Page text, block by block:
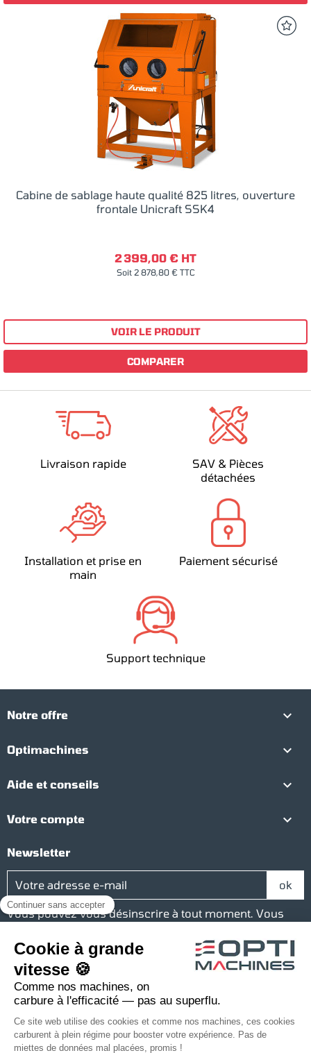
Cabine de sablage haute qualité 825 litres, ouverture
frontale Unicraft SSK4
2 399,00 € HT
Soit 2 878,80 € TTC
VOIR LE PRODUIT
COMPARER
Livraison rapide
SAV & Pièces
détachées
Installation et prise en
main
Paiement sécurisé
Support technique
Notre offre 
Optimachines 
Aide et conseils 
Votre compte 
Newsletter
Vous pouvez vous désinscrire à tout moment. Vous
les conditions d'utilisation du site.
Réseaux sociaux
FacebookYouTubeInstagram
LinkedIn